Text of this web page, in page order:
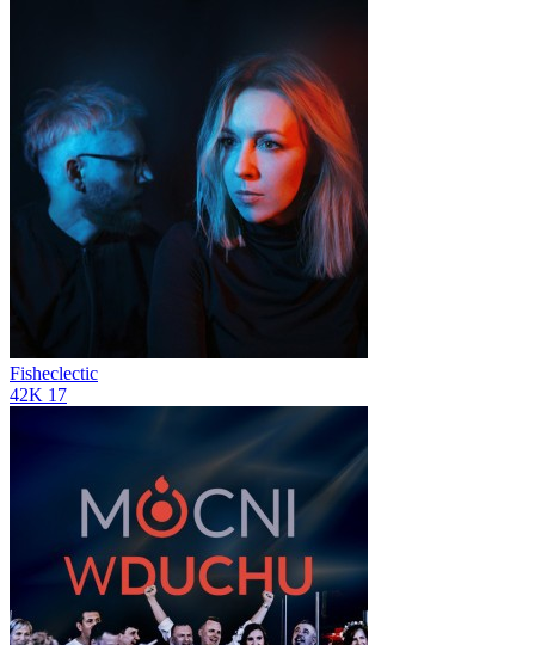
Fisheclectic
42K 17